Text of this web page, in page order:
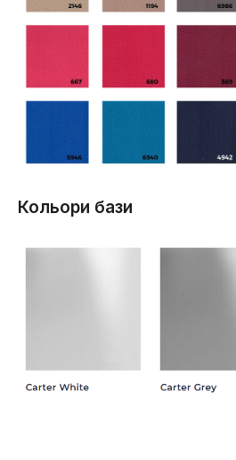
Кольори бази